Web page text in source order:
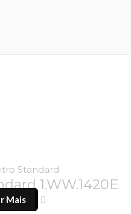
1.WW.1420E
Mais